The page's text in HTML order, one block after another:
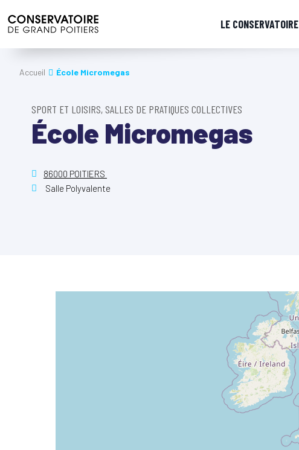
LE CONSERVATOIRE
Accueil École Micromegas
SPORT ET LOISIRS, SALLES DE PRATIQUES COLLECTIVES
École Micromegas
86000 POITIERS
Salle Polyvalente